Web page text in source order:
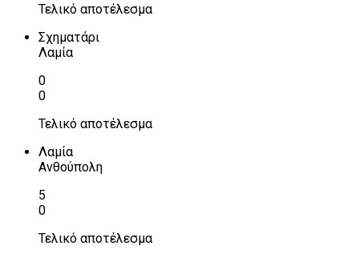
Τελικό αποτέλεσμα
Σχηματάρι
Λαμία
0
0
Τελικό αποτέλεσμα
Λαμία
Ανθούπολη
5
0
Τελικό αποτέλεσμα